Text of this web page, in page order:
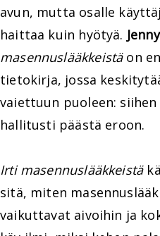
avun, mutta osalle
haittaa kuin hyötyä.
masennuslääkkeistäon
tietokirja, jossa
vaiettuun puoleen:
hallitusti päästä eroon.
Irti masennuslääkkeistä
sitä, miten
vaikuttavat aivoihin ja